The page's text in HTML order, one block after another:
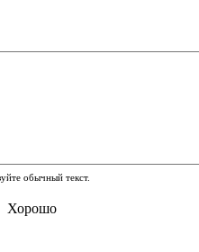
обычный текст.
Хорошо